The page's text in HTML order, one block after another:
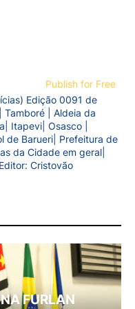
Publish for Free
Edição 0091 de
| Aldeia da
Itapevi| Osasco |
de Barueri| Prefeitura de
da Cidade em geral|
Cristovão
FURLAN